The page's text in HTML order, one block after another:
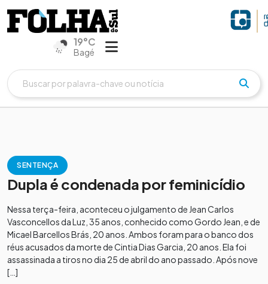
19°C
Bagé
SENTENÇA
Dupla é condenada por feminicídio
Nessa terça-feira, aconteceu o julgamento de Jean Carlos
Vasconcellos da Luz, 35 anos, conhecido como Gordo Jean, e de
Micael Barcellos Brás, 20 anos. Ambos foram para o banco dos
réus acusados da morte de Cintia Dias Garcia, 20 anos. Ela foi
assassinada a tiros no dia 25 de abril do ano passado. Após nove
[…]